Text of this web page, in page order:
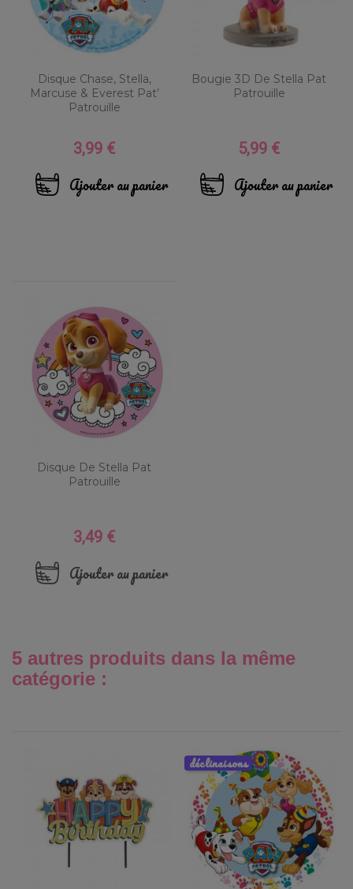
Disque Chase, Stella,
Marcuse & Everest Pat’
Patrouille
Prix
3,99 €
Ajouter au panier
Bougie 3D De Stella Pat
Patrouille
Prix
5,99 €
Ajouter au panier
Disque De Stella Pat
Patrouille
Prix
3,49 €
Ajouter au panier
5 autres produits dans la même
catégorie :
déclinaisons